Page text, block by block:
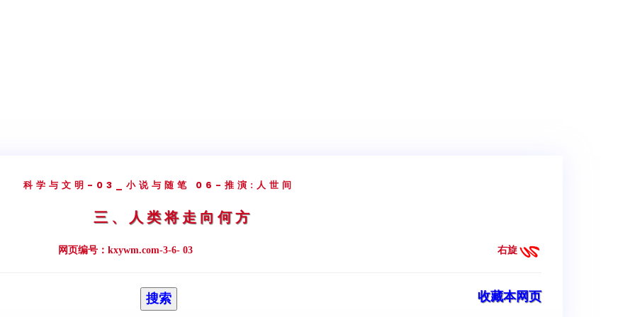
科学与文明 -03_小说与随笔 06-推演:人世间
三、人类将走向何方
网页编号：kxywm.com-3-6- 03 右旋
搜索 收藏本网页